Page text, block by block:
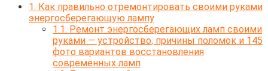
1. Как правильно отремонтировать своими руками
энергосберегающую лампу
1.1. Ремонт энергосберегающих ламп своими
руками — устройство, причины поломок и 145
фото вариантов восстановления
современных ламп